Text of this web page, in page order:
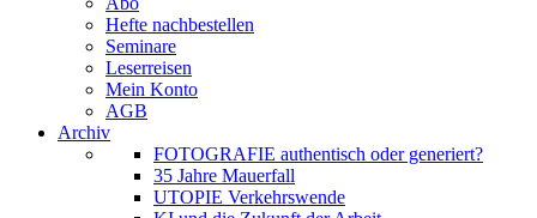
Hefte nachbestellen
Seminare
Leserreisen
Mein Konto
AGB
Archiv
FOTOGRAFIE authentisch oder generiert?
35 Jahre Mauerfall
UTOPIE Verkehrswende